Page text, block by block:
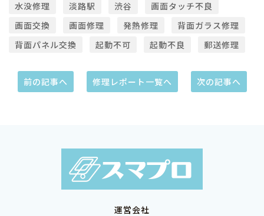
水没修理
淡路駅 渋谷
画面タッチ不良
画面交換
画面修理 発熱修理
背面ガラス修理
背面パネル交換
起動不可 起動不良 郵送修理
前の記事へ 修理レポート一覧へ 次の記事へ
運営会社